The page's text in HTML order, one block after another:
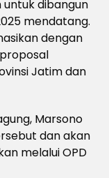
untuk dibangun
mendatang.
dengan
Jatim dan
Marsono
dan akan
melalui OPD